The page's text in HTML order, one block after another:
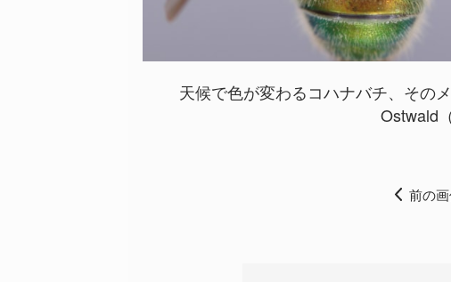
天候で色が変わるコハナバチ、その
Ostwald
前の